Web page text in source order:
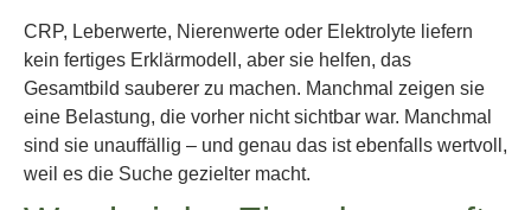
CRP, Leberwerte, Nierenwerte oder Elektrolyte liefern
kein fertiges Erklärmodell, aber sie helfen, das
Gesamtbild sauberer zu machen. Manchmal zeigen sie
eine Belastung, die vorher nicht sichtbar war. Manchmal
sind sie unauffällig – und genau das ist ebenfalls wertvoll,
weil es die Suche gezielter macht.